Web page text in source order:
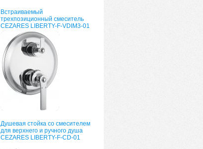
Встраиваемый
трехпозиционный смеситель
CEZARES LIBERTY-F-VDIM3-01
Душевая стойка со смесителем
для верхнего и ручного душа
CEZARES LIBERTY-F-CD-01